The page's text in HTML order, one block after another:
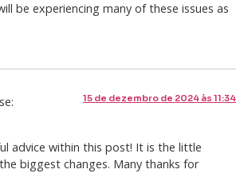
be experiencing many of these issues as
15 de dezembro de 2024 às 11:34
advice within this post! It is the little
biggest changes. Many thanks for